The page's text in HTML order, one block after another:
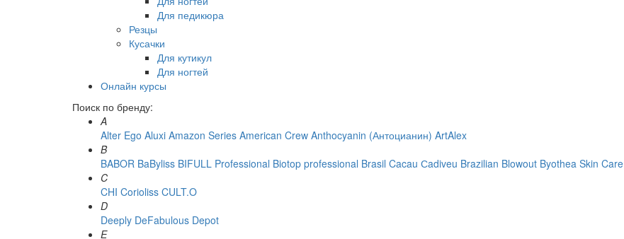
Для педикюра
Резцы
Кусачки
Для кутикул
Для ногтей
Онлайн курсы
Поиск по бренду:
A
Alter Ego Aluxi Amazon Series American Crew Anthocyanin (Антоцианин) ArtAlex
B
BABOR BaByliss BIFULL Professional Biotop professional Brasil Cacau Сadiveu Brazilian Blowout Byothea Skin Care
C
CHI Corioliss CULT.O
D
Deeply DeFabulous Depot
E